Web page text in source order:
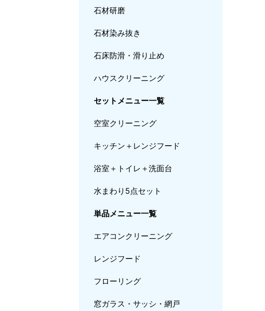
石材研磨
石材染み抜き
石床防滑・滑り止め
ハウスクリーニング
セットメニュー一覧
空室クリーニング
キッチン＋レンジフード
浴室＋トイレ＋洗面台
水まわり5点セット
単品メニュー一覧
エアコンクリーニング
レンジフード
フローリング
窓ガラス・サッシ・網戸